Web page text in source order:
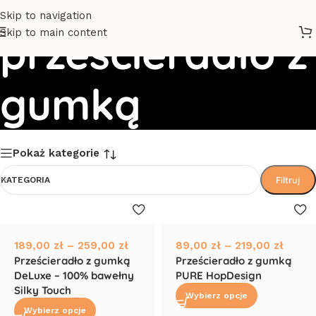
Skip to navigation
Skip to main content
prześcieradło z
gumką
Pokaż kategorie
KATEGORIA Filtruj
189,00 zł – 259,00 zł
Prześcieradło z gumką
DeLuxe – 100% bawełny
Silky Touch
Wybierz opcje
89,00 zł – 219,00 zł
Prześcieradło z gumką
PURE HopDesign
Wybierz opcje